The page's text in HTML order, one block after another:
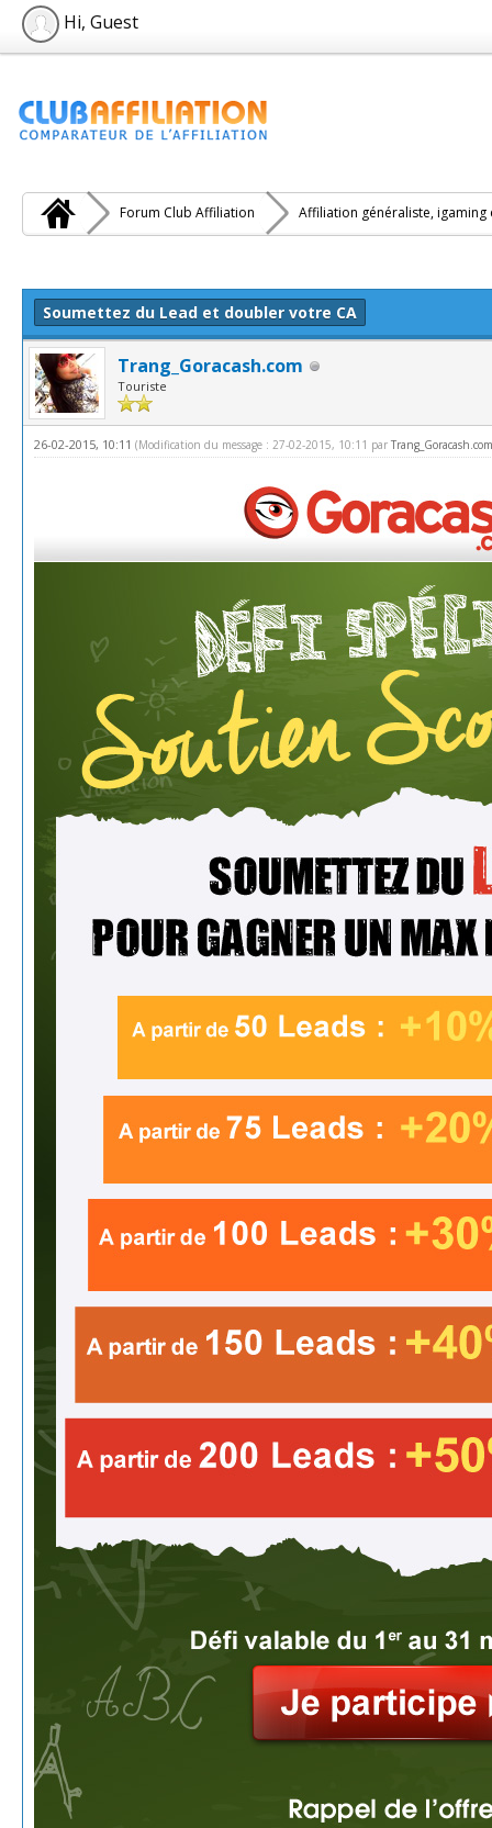
Hi, Guest
Forum Club Affiliation Affiliation généraliste, igaming
Soumettez du Lead et doubler votre CA
Trang_Goracash.com
Touriste
26-02-2015, 10:11 (Modification du message : 27-02-2015, 10:11 par Trang_Goracash.com